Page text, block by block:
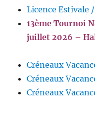
Licence Estivale
13ème Tournoi
juillet 2026 –
Créneaux
Créneaux
Créneaux